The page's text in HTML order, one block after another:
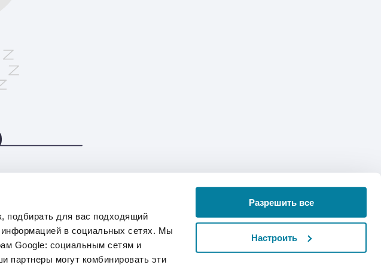
подбирать для вас подходящий
информацией в социальных сетях. Мы
Google: социальным сетям и
партнеры могут комбинировать эти
Разрешить все
Настроить